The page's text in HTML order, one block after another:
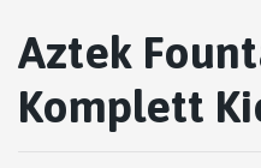
Aztek
Komplett